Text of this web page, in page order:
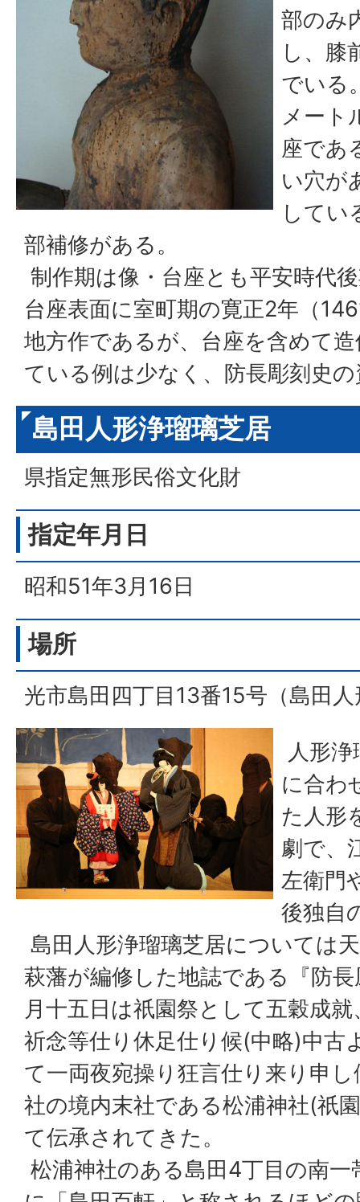
部のみ
し、膝
でいる
メート
座であ
い穴が
してい
部補修がある。
制作期は像・台座とも平安時代
台座表面に室町期の寛正2年（
地方作であるが、台座を含めて
ている例は少なく、防長彫刻史
島田人形浄瑠璃芝居
県指定無形民俗文化財
指定年月日
昭和51年3月16日
場所
光市島田四丁目13番15号（島田
人形
に合わ
た人形
劇で、
左衛門
後独自
島田人形浄瑠璃芝居については
萩藩が編修した地誌である『防
月十五日は祇園祭として五穀成
祈念等仕り休足仕り候(中略)中古
て一両夜宛操り狂言仕り来り申
社の境内末社である松浦神社(祇
て伝承されてきた。
松浦神社のある島田4丁目の南